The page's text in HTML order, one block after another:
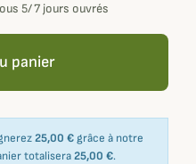
5/ 7 jours ouvrés
panier
25,00 € grâce à notre
totalisera25,00 €.